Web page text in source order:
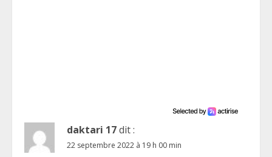
daktari 17dit :
22 septembre 2022 à 19 h 00 min